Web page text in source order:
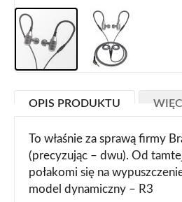
początek
OPIS PRODUKTU
To właśnie za sprawą firmy
(precyzując – dwu). Od
połakomi się na
model dynamiczny – R3